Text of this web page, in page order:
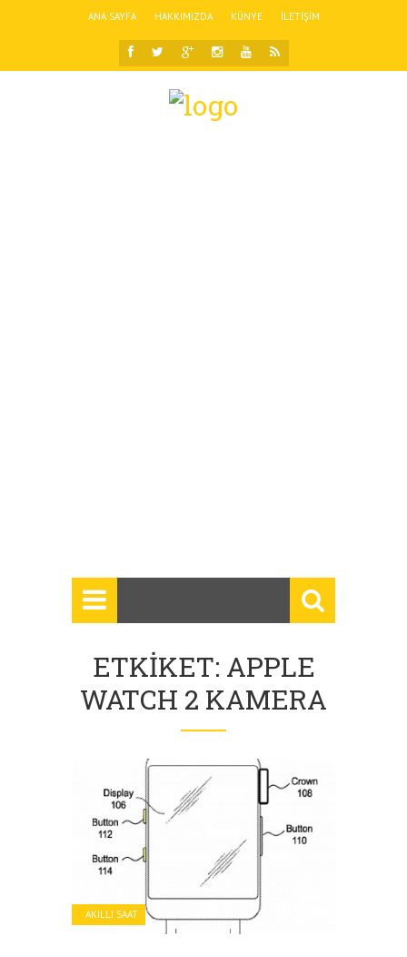
ANA SAYFA HAKKIMIZDA KÜNYE İLETIŞIM
ETKIKET: APPLE
WATCH 2 KAMERA
AKILLI SAAT